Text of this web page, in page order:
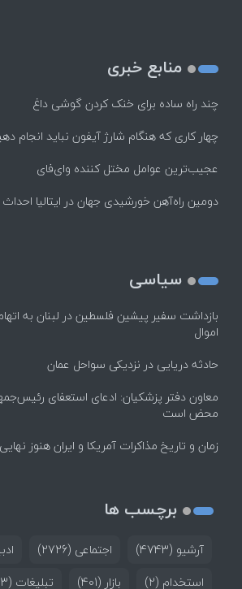
منابع خبری
چند راه‌ ساده برای خنک کردن گوشی داغ
چهار کاری که هنگام شارژ آیفون نباید انجام
عجیب‌ترین عوامل مختل کننده وای‌فای
دومین راه‌آهن خورشیدی جهان در ایتالیا
سیاسی
بازداشت سفیر پیشین فلسطین در لبنان به
اموال
حادثه دریایی در نزدیکی سواحل عمان
معاون دفتر پزشکیان: ادعای استعفای
محض است
زمان و تاریخ مذاکرات آمریکا و ایران هنوز
برچسب ها
آرشیو (4743) اجتماعی (2726)
استخدام (2) بازار (401) تبلیغات (123)